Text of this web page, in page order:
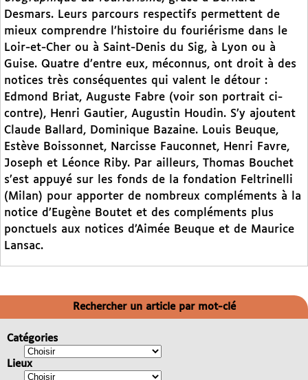
Desmars. Leurs parcours respectifs permettent de
mieux comprendre l’histoire du fouriérisme dans le
Loir-et-Cher ou à Saint-Denis du Sig, à Lyon ou à
Guise. Quatre d’entre eux, méconnus, ont droit à des
notices très conséquentes qui valent le détour :
Edmond Briat, Auguste Fabre (voir son portrait ci-
contre), Henri Gautier, Augustin Houdin. S’y ajoutent
Claude Ballard, Dominique Bazaine. Louis Beuque,
Estève Boissonnet, Narcisse Fauconnet, Henri Favre,
Joseph et Léonce Riby. Par ailleurs, Thomas Bouchet
s’est appuyé sur les fonds de la fondation Feltrinelli
(Milan) pour apporter de nombreux compléments à la
notice d’Eugène Boutet et des compléments plus
ponctuels aux notices d’Aimée Beuque et de Maurice
Lansac.
Rechercher un article par mot-clé
Catégories
Lieux